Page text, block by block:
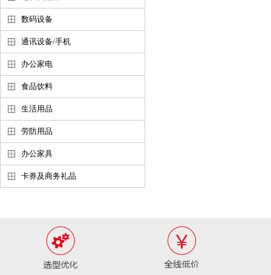
数码设备
通讯设备/手机
办公家电
食品饮料
生活用品
劳防用品
办公家具
卡券及商务礼品